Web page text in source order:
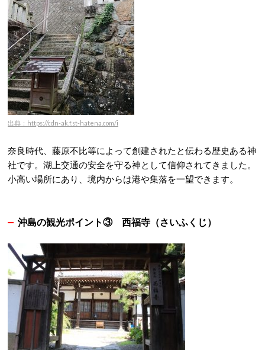
出典：https://cdn-ak.f.st-hatena.com/i
奈良時代、藤原不比等によって創建されたと伝わる歴史ある神
社です。 湖上交通の安全を守る神として信仰されてきました。
小高い場所にあり、境内からは港や集落を一望できます。
沖島の観光ポイント③ 西福寺（さいふくじ）